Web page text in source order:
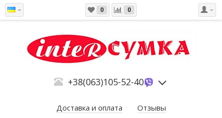
0 0
+38(063)105-52-40
Доставка и оплата Отзывы